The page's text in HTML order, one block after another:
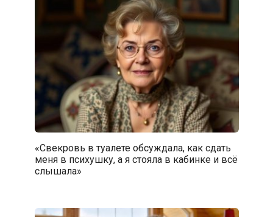
«Свекровь в туалете обсуждала, как сдать
меня в психушку, а я стояла в кабинке и всё
слышала»